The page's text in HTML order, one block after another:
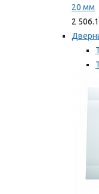
20 мм
2